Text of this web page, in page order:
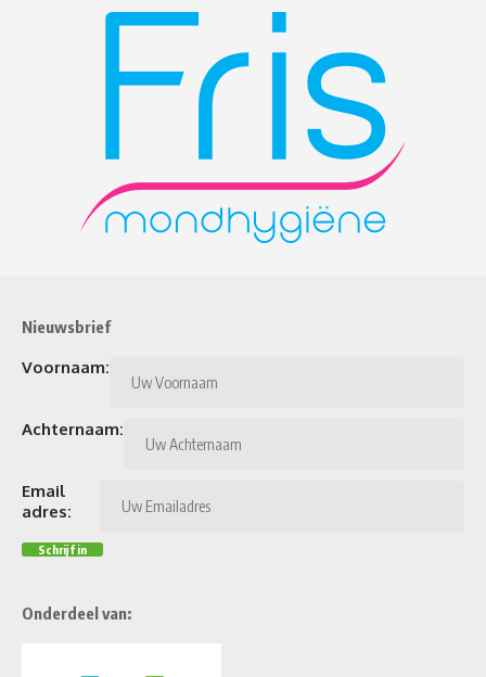
Nieuwsbrief
Voornaam:
Achternaam:
Email
adres:
Onderdeel van: